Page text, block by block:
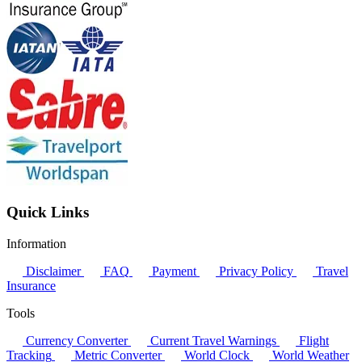
Quick Links
Information
Disclaimer
FAQ Payment Privacy Policy
Travel
Insurance
Tools
Currency Converter
Current Travel Warnings
Flight
Tracking
Metric Converter World Clock World Weather